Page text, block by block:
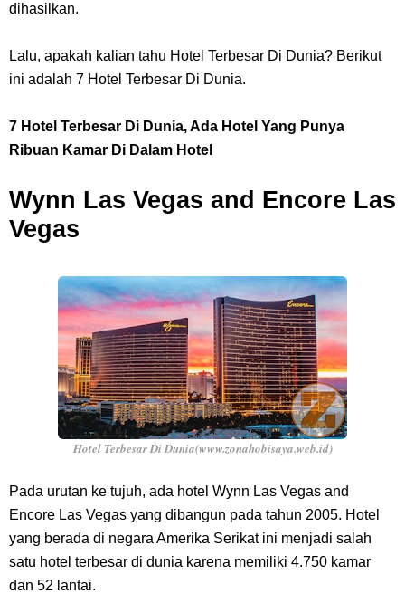
Arti Bendera Seychelles, Negara Kepulauan Yang Terletak Di
Samudra Hindia
Sama Sekali
7 Fakta Queen One Piece, All Star Yang Jadi Penanggung Jawab
7 Fakta Brook One Piece, Mantan Kapten Yang Poster Bountynya
Poster Konser
Resep Martabak Manis, Cemilan Enak Yang Memiliki Nama Lain
Terang Bulan
Friday, 7 August
dihasilkan.
Lalu, apakah kalian tahu Hotel Terbesar Di Dunia? Berikut
ini adalah 7 Hotel Terbesar Di Dunia.
7 Hotel Terbesar Di Dunia, Ada Hotel Yang Punya
Ribuan Kamar Di Dalam Hotel
Wynn Las Vegas and Encore Las
Vegas
Hotel Terbesar Di Dunia(www.zonahobisaya.web.id)
Pada urutan ke tujuh, ada hotel Wynn Las Vegas and
Encore Las Vegas yang dibangun pada tahun 2005. Hotel
yang berada di negara Amerika Serikat ini menjadi salah
satu hotel terbesar di dunia karena memiliki 4.750 kamar
dan 52 lantai.